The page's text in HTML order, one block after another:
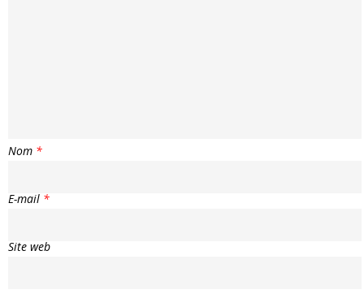
Nom *
E-mail *
Site web